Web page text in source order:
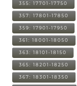
355: 17701-17750
357: 17801-17850
359: 17901-17950
361: 18001-18050
363: 18101-18150
365: 18201-18250
367: 18301-18350